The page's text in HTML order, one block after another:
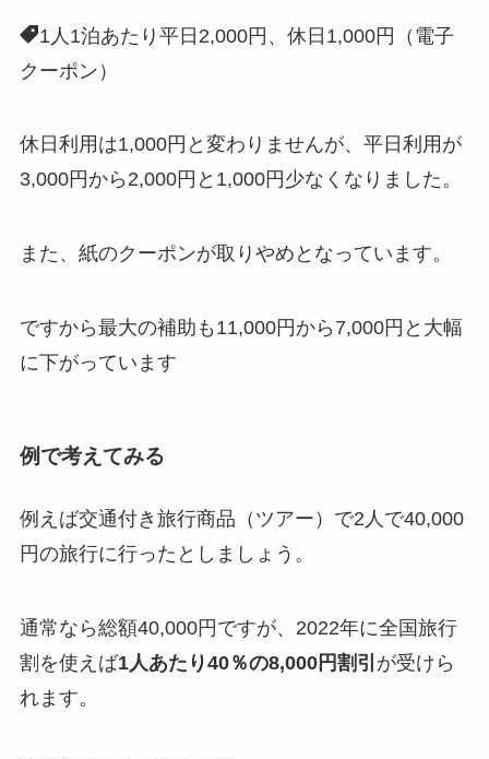
1人1泊あたり平日2,000円、休日1,000円（電子
クーポン）
休日利用は1,000円と変わりませんが、平日利用が
3,000円から2,000円と1,000円少なくなりました。
また、紙のクーポンが取りやめとなっています。
ですから最大の補助も11,000円から7,000円と大幅
に下がっています
例で考えてみる
例えば交通付き旅行商品（ツアー）で2人で40,000
円の旅行に行ったとしましょう。
通常なら総額40,000円ですが、2022年に全国旅行
割を使えば1人あたり40％の8,000円割引 が受けら
れます。